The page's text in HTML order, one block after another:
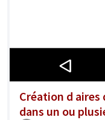
Création d
dans un ou